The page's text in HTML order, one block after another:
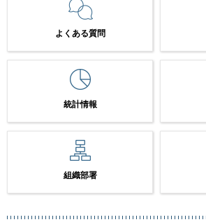
よくある質問
統計情報
組織部署